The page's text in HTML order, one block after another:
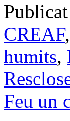
CREAF,
humits,
Feu un